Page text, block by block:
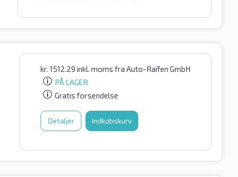
kr. 1512.29 inkl. moms fra Auto-Raifen GmbH
PÅ LAGER
Gratis forsendelse
Detaljer Indkøbskurv